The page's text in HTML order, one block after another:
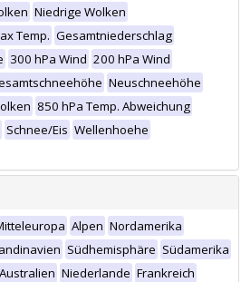
Niedrige Wolken
Temp. Gesamtniederschlag
300 hPa Wind 200 hPa Wind
Neuschneehöhe
850 hPa Temp. Abweichung
Schnee/Eis Wellenhoehe
Alpen Nordamerika
Südhemisphäre Südamerika
Australien Niederlande Frankreich